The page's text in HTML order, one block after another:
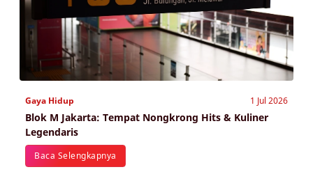
Gaya Hidup 1 Jul 2026
Blok M Jakarta: Tempat Nongkrong Hits & Kuliner
Legendaris
Baca Selengkapnya